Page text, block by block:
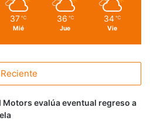
37 ℃
Mié
36 ℃
Jue
34 ℃
Vie
Reciente
Motors evalúa eventual regreso a